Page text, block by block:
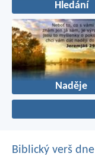
Hledání
Naděje
Biblický verš dne